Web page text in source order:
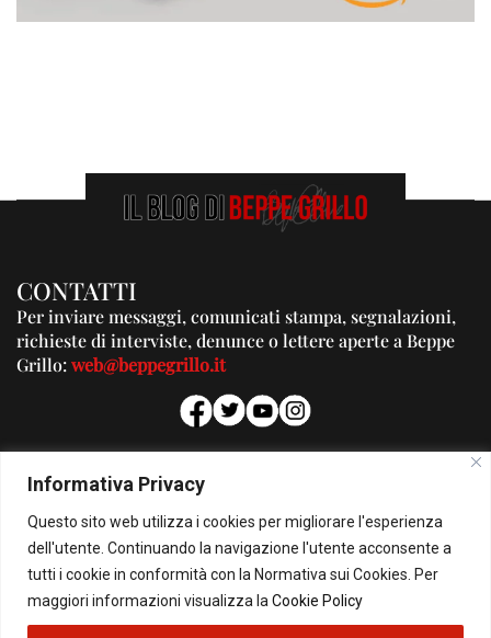
Informativa Privacy
Questo sito web utilizza i cookies per migliorare l'esperienza
dell'utente. Continuando la navigazione l'utente acconsente a
tutti i cookie in conformità con la Normativa sui Cookies. Per
maggiori informazioni visualizza la Cookie Policy
CONTATTI
Per inviare messaggi, comunicati stampa, segnalazioni,
richieste di interviste, denunce o lettere aperte a Beppe
Grillo:web@beppegrillo.it
PUBBLICITA'
Per la tua pubblicità su questo Blog:
pubblicita@beppegrillo.it
HOMEPAGE COOKIE POLICY PRIVACY POLICY CONTATTI